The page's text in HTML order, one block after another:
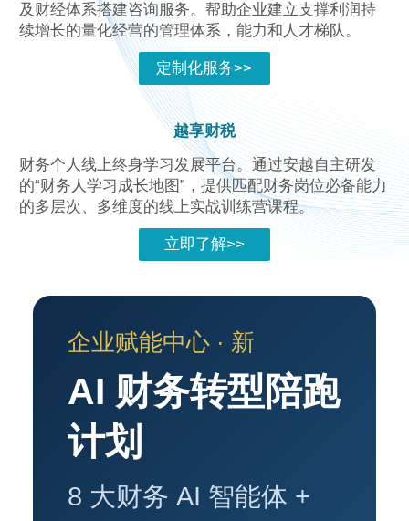
及财经体系搭建咨询服务。帮助企业建立支撑利润持
续增长的量化经营的管理体系，能力和人才梯队。
定制化服务>>
越享财税
财务个人线上终身学习发展平台。通过安越自主研发
的“财务人学习成长地图”，提供匹配财务岗位必备能力
的多层次、多维度的线上实战训练营课程。
立即了解>>
企业赋能中心 · 新
AI 财务转型陪跑
计划
8 大财务 AI 智能体 +